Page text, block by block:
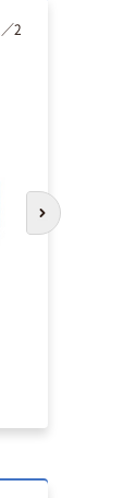
／2
次のスライド